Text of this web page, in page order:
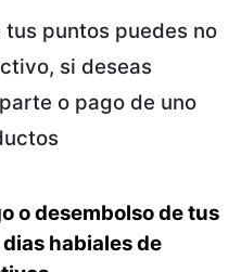
puntos puedes no
si deseas
o pago de uno
o desembolso de tus
habiales de